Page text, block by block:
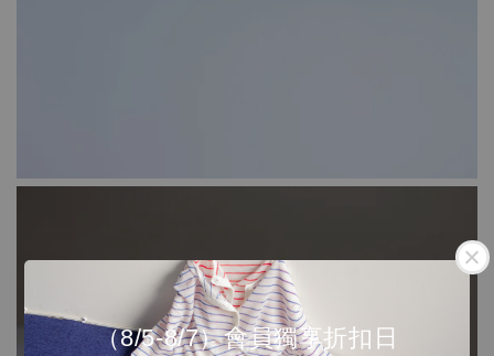
（8/5-8/7）會員獨享折扣日